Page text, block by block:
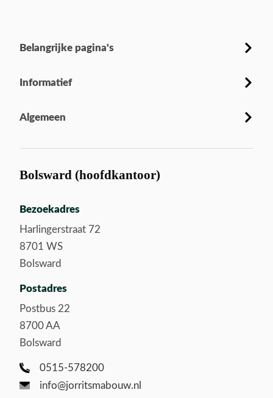
Belangrijke pagina's
Informatief
Algemeen
Bolsward (hoofdkantoor)
Bezoekadres
Harlingerstraat 72
8701 WS
Bolsward
Postadres
Postbus 22
8700 AA
Bolsward
0515-578200
info@jorritsmabouw.nl